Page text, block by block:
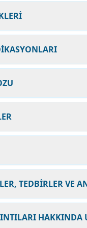
TEDBİRLER VE
HAKKINDA